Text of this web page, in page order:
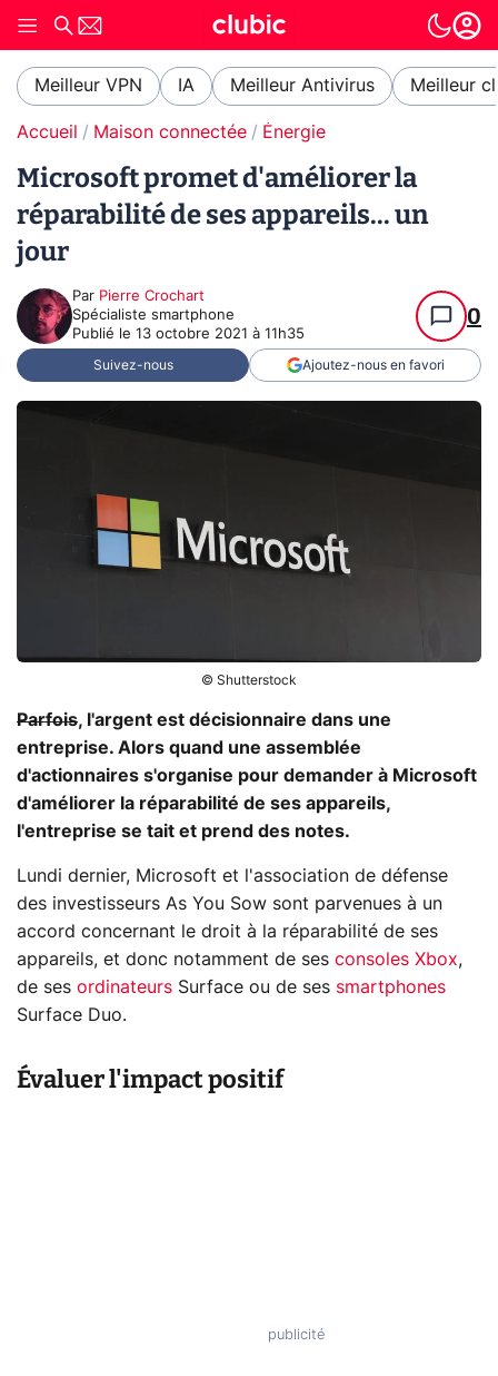
Meilleur VPN IA Meilleur Antivirus Meilleur
Accueil Maison connectée Énergie
Microsoft promet d'améliorer la
réparabilité de ses appareils... un
jour
Par Pierre Crochart
Spécialiste smartphone
Publié le 13 octobre 2021 à 11h35
0
Suivez-nous Ajoutez-nous en favori
© Shutterstock
Parfois, l'argent est décisionnaire dans une
entreprise. Alors quand une assemblée
d'actionnaires s'organise pour demander à Microsoft
d'améliorer la réparabilité de ses appareils,
l'entreprise se tait et prend des notes.
Lundi dernier, Microsoft et l'association de défense
des investisseurs As You Sow sont parvenues à un
accord concernant le droit à la réparabilité de ses
appareils, et donc notamment de ses consoles Xbox,
de ses ordinateurs Surface ou de ses smartphones
Surface Duo.
Évaluer l'impact positif